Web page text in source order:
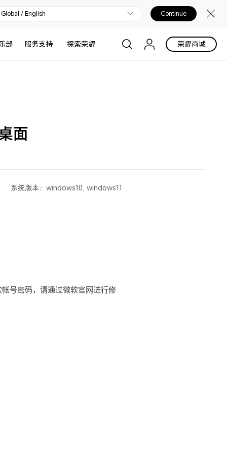
Global / English Continue
部 服务支持 探索荣耀 荣耀商城
面
系统版本：windows10, windows11
号密码，请通过微软官网进行修